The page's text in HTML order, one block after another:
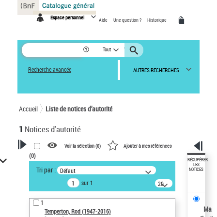
Espace personnel Aide Une question ? Historique
Tout
Recherche avancée AUTRES RECHERCHES
Accueil Liste de notices d’autorité
1 Notices d'autorité
VOTRE RECHERCHE
Recherche avancée dans les
notices d’autorité
Œuvres liées à l'auteur :
Temperton, Rod (1947-2016)
Voir la sélection (0) Ajouter à mes références
(0)
Tri par : Défaut
sur 1
20
résultats/page
1
Temperton, Rod (1947-2016)
RÉCUPÉRER
LES
NOTICES
Ma
Panneau de gestion des cookies